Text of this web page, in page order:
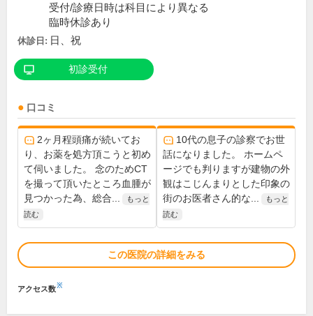
受付/診療日時は科目により異なる
臨時休診あり
休診日: 日、祝
初診受付
口コミ
2ヶ月程頭痛が続いてお
り、お薬を処方頂こうと初め
て伺いました。 念のためCT
を撮って頂いたところ血腫が
見つかった為、総合...
もっと
読む
10代の息子の診察でお世
話になりました。 ホームペ
ージでも判りますが建物の外
観はこじんまりとした印象の
街のお医者さん的な...
もっと
読む
この医院の詳細をみる
アクセス数※